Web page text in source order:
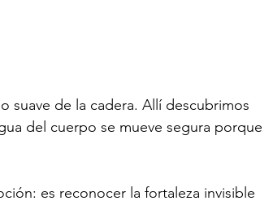
suave de la cadera. Allí descubrimos
del cuerpo se mueve segura porque
es reconocer la fortaleza invisible